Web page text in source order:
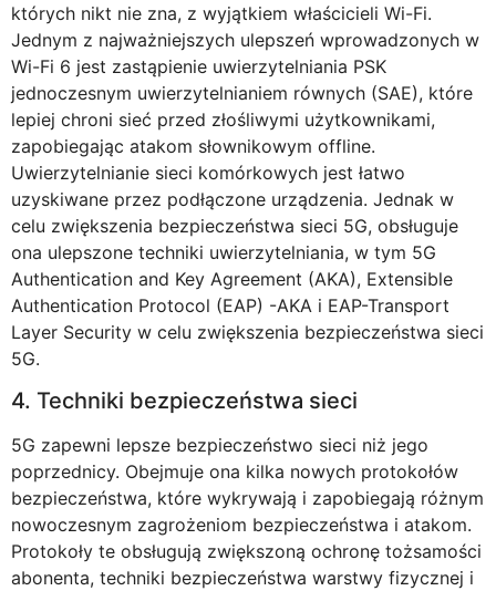
których nikt nie zna, z wyjątkiem właścicieli Wi-Fi.
Jednym z najważniejszych ulepszeń wprowadzonych w
Wi-Fi 6 jest zastąpienie uwierzytelniania PSK
jednoczesnym uwierzytelnianiem równych (SAE), które
lepiej chroni sieć przed złośliwymi użytkownikami,
zapobiegając atakom słownikowym offline.
Uwierzytelnianie sieci komórkowych jest łatwo
uzyskiwane przez podłączone urządzenia. Jednak w
celu zwiększenia bezpieczeństwa sieci 5G, obsługuje
ona ulepszone techniki uwierzytelniania, w tym 5G
Authentication and Key Agreement (AKA), Extensible
Authentication Protocol (EAP) -AKA i EAP-Transport
Layer Security w celu zwiększenia bezpieczeństwa sieci
5G.
4. Techniki bezpieczeństwa sieci
5G zapewni lepsze bezpieczeństwo sieci niż jego
poprzednicy. Obejmuje ona kilka nowych protokołów
bezpieczeństwa, które wykrywają i zapobiegają różnym
nowoczesnym zagrożeniom bezpieczeństwa i atakom.
Protokoły te obsługują zwiększoną ochronę tożsamości
abonenta, techniki bezpieczeństwa warstwy fizycznej i